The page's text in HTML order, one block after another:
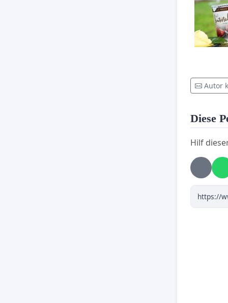
Autor
Diese
Hilf